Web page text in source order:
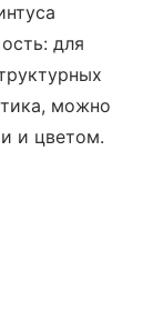
для
можно
и цветом.